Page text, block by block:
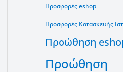
Προσφορές eshop
Προσφορές Κατασκευής
Προώθηση
Προώθηση